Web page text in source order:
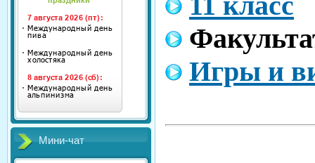
Мини-чат
Игры и